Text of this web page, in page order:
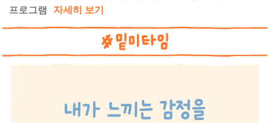
프로그램 자세히 보기